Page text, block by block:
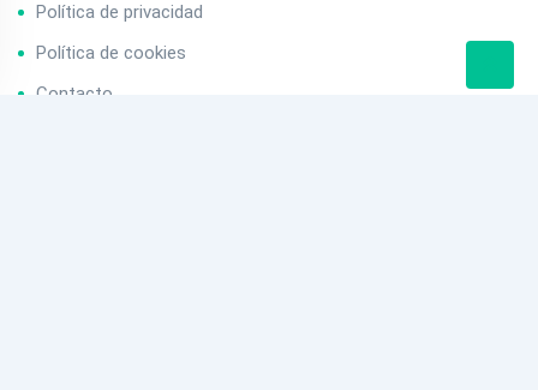
Política de privacidad
Política de cookies
Contacto